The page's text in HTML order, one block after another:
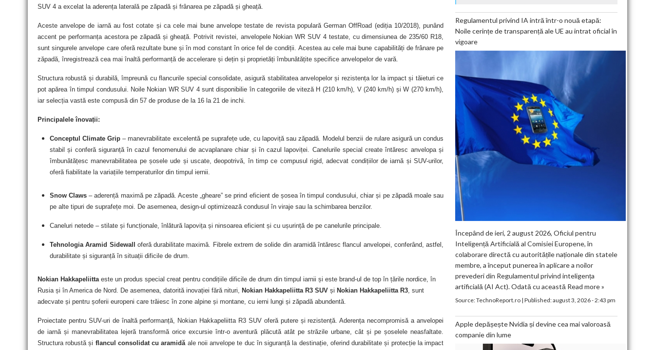
SUV 4 a excelat la aderența laterală pe zăpadă și frânarea pe zăpadă și gheață.
Aceste anvelope de iarnă au fost cotate și ca cele mai bune anvelope testate de revista populară German OffRoad (ediția 10/2018), punând
accent pe performanța acestora pe zăpadă și gheață. Potrivit revistei, anvelopele Nokian WR SUV 4 testate, cu dimensiunea de 235/60 R18,
sunt singurele anvelope care oferă rezultate bune și în mod constant în orice fel de condiții. Acestea au cele mai bune capabilități de frânare pe
zăpadă, înregistrează cea mai înaltă performanță de accelerare și dețin și proprietăți îmbunătățite specifice anvelopelor de vară.
Structura robustă și durabilă, împreună cu flancurile special consolidate, asigură stabilitatea anvelopelor și rezistența lor la impact și tăieturi ce
pot apărea în timpul condusului. Noile Nokian WR SUV 4 sunt disponibilie în categoriile de viteză H (210 km/h), V (240 km/h) și W (270 km/h),
iar selecția vastă este compusă din 57 de produse de la 16 la 21 de inchi.
Principalele înovații:
Conceptul Climate Grip– manevrabilitate excelentă pe suprafețe ude, cu lapoviță sau zăpadă. Modelul benzii de rulare asigură un condus
stabil și conferă siguranță în cazul fenomenului de acvaplanare chiar și în cazul lapoviței. Canelurile special create întăresc anvelopa și
îmbunătățesc manevrabilitatea pe șosele ude și uscate, deopotrivă, în timp ce compusul rigid, adecvat condițiilor de iarnă și SUV-urilor,
oferă fiabilitate la variațiile temperaturilor din timpul iernii.
Snow Claws– aderență maximă pe zăpadă. Aceste „gheare” se prind eficient de șosea în timpul condusului, chiar și pe zăpadă moale sau
pe alte tipuri de suprafețe moi. De asemenea, design-ul optimizează condusul în viraje sau la schimbarea benzilor.
Caneluri netede – stilate și funcționale, înlătură lapovița și ninsoarea eficient și cu ușurință de pe canelurile principale.
Tehnologia Aramid Sidewall oferă durabilitate maximă. Fibrele extrem de solide din aramidă întăresc flancul anvelopei, conferând, astfel,
durabilitate și siguranță în situații dificile de drum.
Nokian Hakkapeliitta este un produs special creat pentru condițiile dificile de drum din timpul iarnii și este brand-ul de top în țările nordice, în
Rusia și în America de Nord. De asemenea, datorită inovației fără nituri, Nokian Hakkapeliitta R3 SUV și Nokian Hakkapeliitta R3, sunt
adecvate și pentru șoferii europeni care trăiesc în zone alpine și montane, cu ierni lungi și zăpadă abundentă.
Proiectate pentru SUV-uri de înaltă performanță, Nokian Hakkapeliitta R3 SUV oferă putere și rezistență. Aderența necompromisă a anvelopei
de iarnă și manevrabilitatea lejeră transformă orice excursie într-o aventură plăcută atât pe străzile urbane, cât și pe șoselele neasfaltate.
Structura robustă și flancul consolidat cu aramidăale noii anvelope te duc în siguranță la destinație, oferind durabilitate și protecție la impact
Regulamentul privind IA intră într-o nouă etapă:
Noile cerințe de transparență ale UE au intrat oficial în
vigoare
Începând de ieri, 2 august 2026, Oficiul pentru
Inteligență Artificială al Comisiei Europene, în
colaborare directă cu autoritățile naționale din statele
membre, a început punerea în aplicare a noilor
prevederi din Regulamentul privind inteligența
artificială (AI Act). Odată cu această Read more »
Source:TechnoReport.ro| Published:august 3, 2026 - 2:43 pm
Apple depășește Nvidia și devine cea mai valoroasă
companie din lume